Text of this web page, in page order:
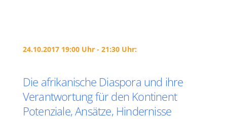
24.10.2017 19:00 Uhr - 21:30 Uhr:
Die afrikanische Diaspora und ihre
Verantwortung für den Kontinent
Potenziale, Ansätze, Hindernisse